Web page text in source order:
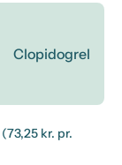
Clopidogrel
(73,25 kr. pr.